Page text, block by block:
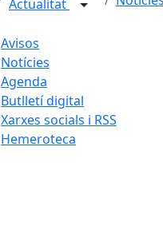
Actualitat
Avisos
Notícies
Agenda
Butlletí digital
Xarxes socials i RSS
Hemeroteca